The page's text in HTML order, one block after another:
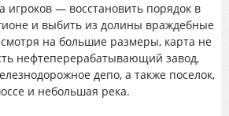
игроков — восстановить порядок в
и выбить из долины враждебные
на большие размеры, карта не
нефтеперерабатывающий завод,
депо, а также поселок,
и небольшая река.